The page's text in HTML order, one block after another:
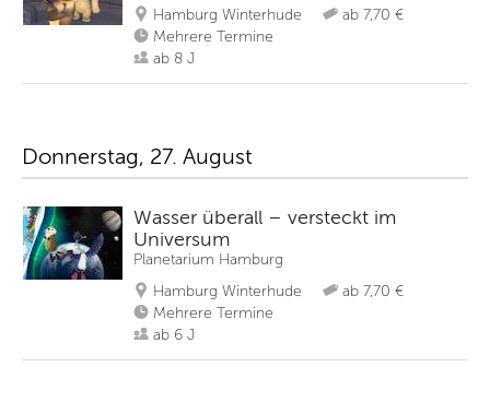
Hamburg Winterhude
ab 7,70 €
Mehrere Termine
ab 8 J
Donnerstag, 27. August
Wasser überall – versteckt im
Universum
Planetarium Hamburg
Hamburg Winterhude
ab 7,70 €
Mehrere Termine
ab 6 J